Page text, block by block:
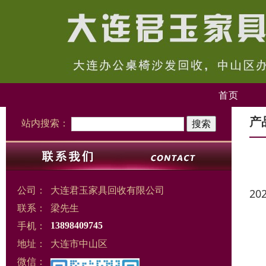
首页
站内搜索：
公司：
大连君玉家具回收有限公司
联系：
梁先生
手机：
13898409745
地址：
大连市中山区
微信：
产